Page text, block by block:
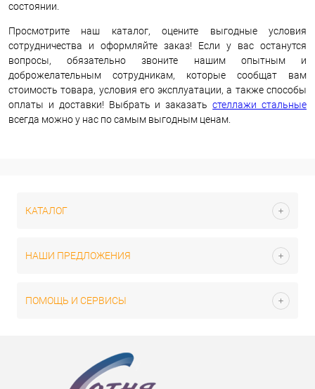
состоянии.
Просмотрите наш каталог, оцените выгодные условия
сотрудничества и оформляйте заказ! Если у вас останутся
вопросы, обязательно звоните нашим опытным и
доброжелательным сотрудникам, которые сообщат вам
стоимость товара, условия его эксплуатации, а также способы
оплаты и доставки! Выбрать и заказатьстеллажи стальные
всегда можно у нас по самым выгодным ценам.
КАТАЛОГ
НАШИ ПРЕДЛОЖЕНИЯ
ПОМОЩЬ И СЕРВИСЫ